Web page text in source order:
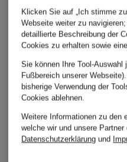
Grüne
Dirndl
Grüne
Dirndl
Klicken Sie auf „Ich stimme
Webseite weiter zu
detaillierte Beschreibung der
Cookies zu erhalten sowie
Sie können Ihre Tool-
Fußbereich unserer
bisherige Verwendung der
Cookies ablehnen.
Weitere Informationen zu den
welche wir und unsere
Datenschutzerklärung und